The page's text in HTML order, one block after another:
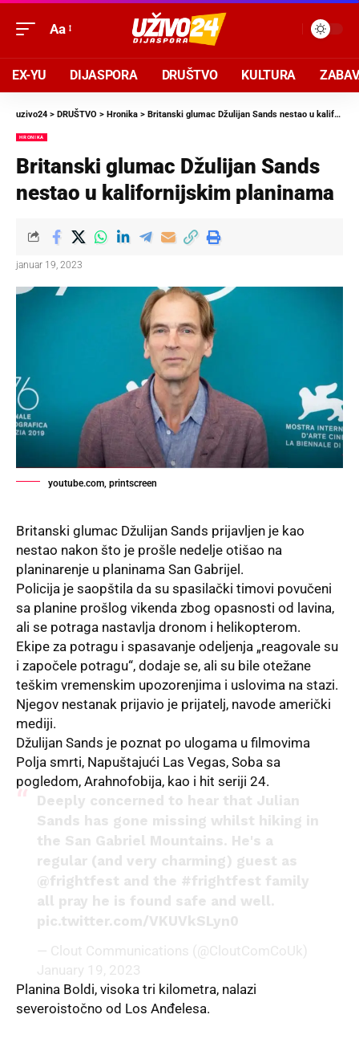
Aa
EX-YU DIJASPORA DRUŠTVO KULTURA
uzivo24 > DRUŠTVO > Hronika > Britanski glumac Džulijan Sands nestao u kalifornijskim planinama
HRONIKA
Britanski glumac Džulijan Sands
nestao u kalifornijskim planinama
januar 19, 2023
youtube.com, printscreen
Britanski glumac Džulijan Sands prijavljen je kao
nestao nakon što je prošle nedelje otišao na
planinarenje u planinama San Gabrijel.
Policija je saopštila da su spasilački timovi povučeni
sa planine prošlog vikenda zbog opasnosti od lavina,
ali se potraga nastavlja dronom i helikopterom.
Ekipe za potragu i spasavanje odeljenja „reagovale su
i započele potragu“, dodaje se, ali su bile otežane
teškim vremenskim upozorenjima i uslovima na stazi.
Njegov nestanak prijavio je prijatelj, navode američki
mediji.
Džulijan Sands je poznat po ulogama u filmovima
Polja smrti, Napuštajući Las Vegas, Soba sa
pogledom, Arahnofobija, kao i hit seriji 24.
Deeply concerned to hear that Julian
Sands has gone missing whilst hiking in
the San Gabriel Mountains. He's a
regular (and very charming) guest as
@frightfest and the #frightfest family
all pray he is found safe and well.
pic.twitter.com/VKUVkSLyn0
— Clout Communications (@CloutComCoUk)
January 19, 2023
Planina Boldi, visoka tri kilometra, nalazi
severoistočno od Los Anđelesa.